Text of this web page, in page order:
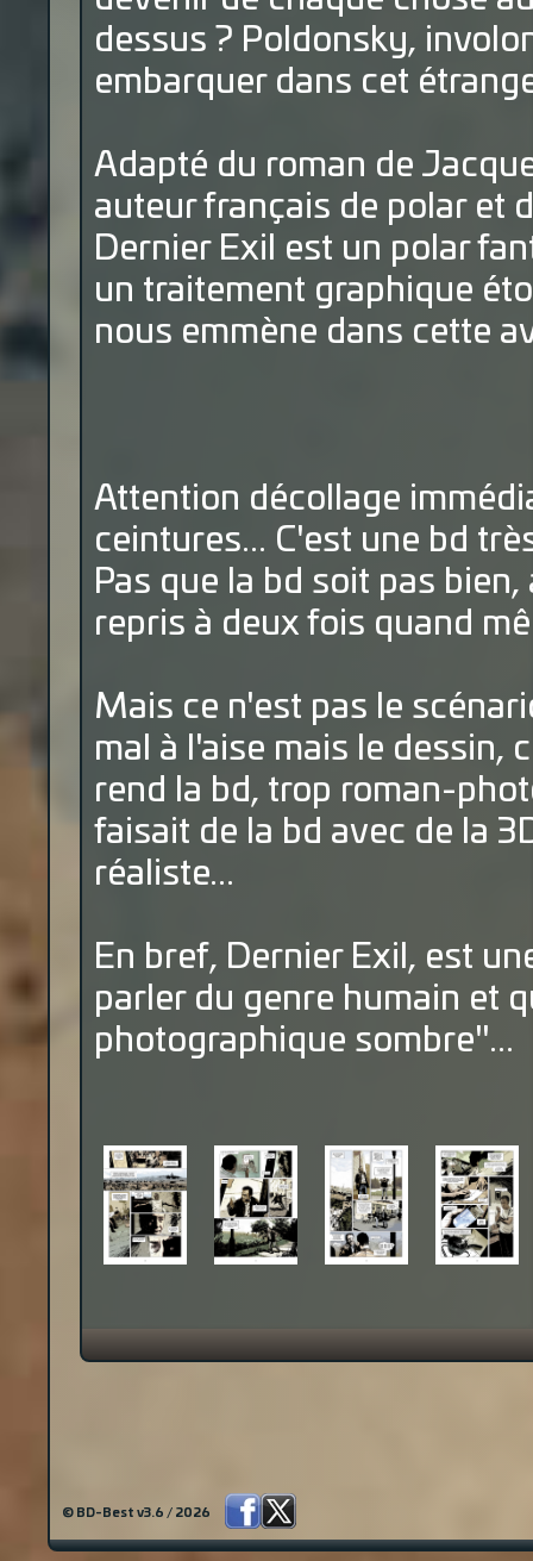
dessus ? Poldonsky,
embarquer dans cet
Adapté du roman de
auteur français de polar et
Dernier Exil est un polar
un traitement graphique
nous emmène dans cette
Attention décollage
ceintures... C'est une bd
Pas que la bd soit pas
repris à deux fois quand
Mais ce n'est pas le
mal à l'aise mais le dessin,
rend la bd, trop roman-
faisait de la bd avec de la
réaliste...
En bref, Dernier Exil, est
parler du genre humain et
photographique sombre"...
© BD-Best v3.6 / 2026